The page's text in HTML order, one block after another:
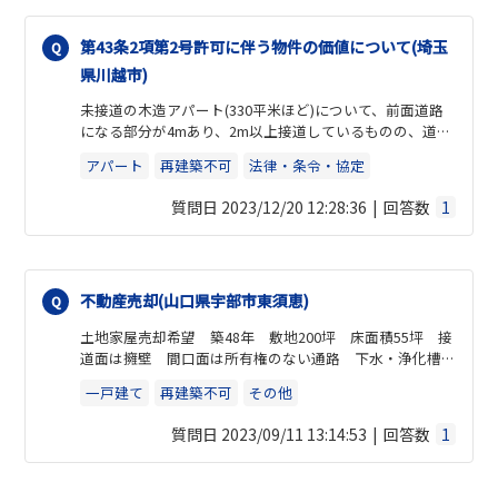
せんでした。
法律に詳しい方にお伺いしたいのですが、
ても良いのか、
または、再建築を行う際に再び私道所有者全員の承諾が
ないと再建築出来ないのかについてお伺いできますでし
ょうか。
後者の場合、今後相続で所有者が増え全員の所在が不明
になってしまうと再建築出来ないのではないかと懸念し
ております。
第43条2項第2号許可に伴う物件の価値について(埼玉
県川越市)
未接道の木造アパート(330平米ほど)について、前面道路
になる部分が4mあり、2m以上接道しているものの、道路
たさないものである。
この状態で、第43条2項第2号許可を受けることが可能な
アパート 再建築不可 法律・条令・協定
質問日 2023/12/20 12:28:36 回答数 1
不動産売却(山口県宇部市東須恵)
土地家屋売却希望 築48年 敷地200坪 床面積55坪 接
道面は擁壁 間口面は所有権のない通路 下水・浄化槽
池のある庭（接道面） 高台にあり洪水・高潮のエリア
一戸建て 再建築不可 その他
質問日 2023/09/11 13:14:53 回答数 1